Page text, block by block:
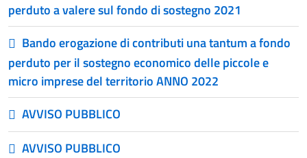
perduto a valere sul fondo di sostegno 2021
Bando erogazione di contributi una tantum a fondo
perduto per il sostegno economico delle piccole e
micro imprese del territorio ANNO 2022
AVVISO PUBBLICO
AVVISO PUBBLICO